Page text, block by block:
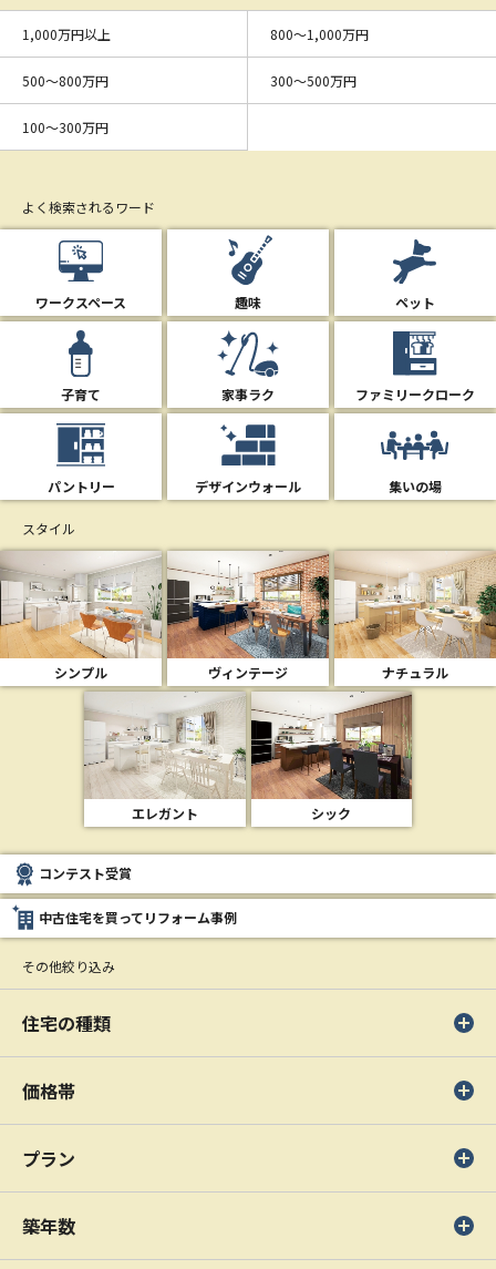
1,000万円以上 800〜1,000万円
500〜800万円 300〜500万円
100〜300万円
よく検索されるワード
ワークスペース 趣味 ペット
子育て 家事ラク ファミリークローク
パントリー デザインウォール 集いの場
スタイル
シンプル ヴィンテージ ナチュラル
エレガント シック
コンテスト受賞
中古住宅を買ってリフォーム事例
その他絞り込み
住宅の種類
価格帯
プラン
築年数